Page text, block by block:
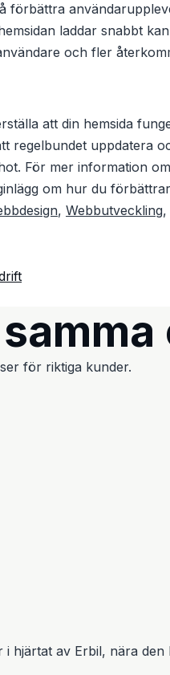
förbättra
laddar snabbt
och fler
att din hemsida
regelbundet uppdatera
För mer information
om hur du
, Webbutveckling,
för riktiga kunder.
hjärtat av Erbil, nära